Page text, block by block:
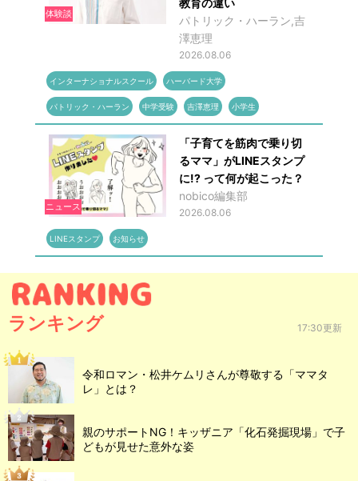
体験談
教育の違い
パトリック・ハーラン,吉
澤恵理
2026.08.06
インターナショナルスクール ハーバード大学
パトリック・ハーラン 中学受験 吉澤恵理 小学生
ニュース
「子育てを筋肉で乗り切
るママ」がLINEスタンプ
に!? って何が起こった？
nobico編集部
2026.08.06
LINEスタンプ お知らせ
ランキング 17:30更新
令和ロマン・松井ケムリさんが尊敬する「ママタ
レ」とは？
親のサポートNG！キッザニア「化石発掘現場」で子
どもが見せた意外な姿